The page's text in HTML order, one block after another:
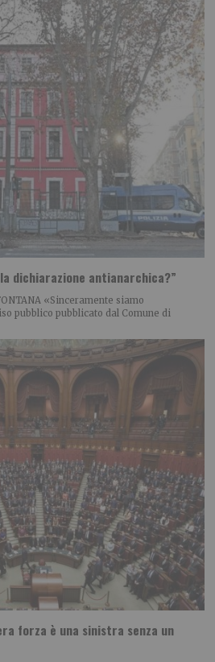
la dichiarazione antianarchica?”
«Sinceramente siamo
pubblico pubblicato dal Comune di
forza è una sinistra senza un